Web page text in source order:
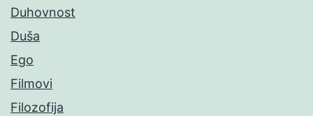
Duhovnost
Duša
Ego
Filmovi
Filozofija